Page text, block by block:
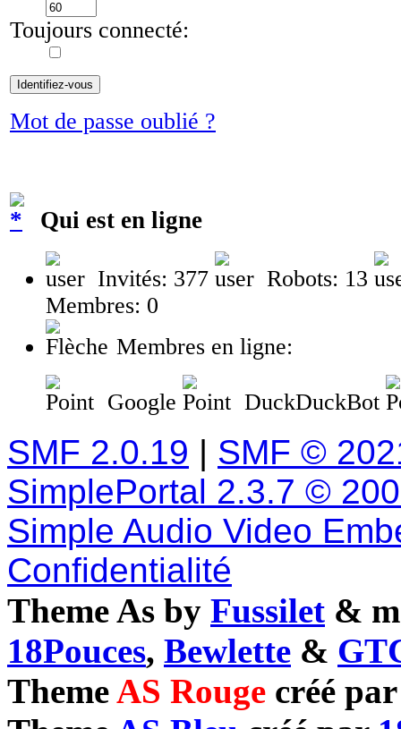
Toujours connecté:
Mot de passe oublié ?
Qui est en ligne
Invités: 377
Robots: 13
Membres: 0
Membres en ligne:
Google DuckDuckBot
SMF 2.0.19 | SMF ©
SimplePortal 2.3.7 ©
Simple Audio Video
Confidentialité
Theme As by Fussilet &
18Pouces, Bewlette &
ThemeAS Rouge créé